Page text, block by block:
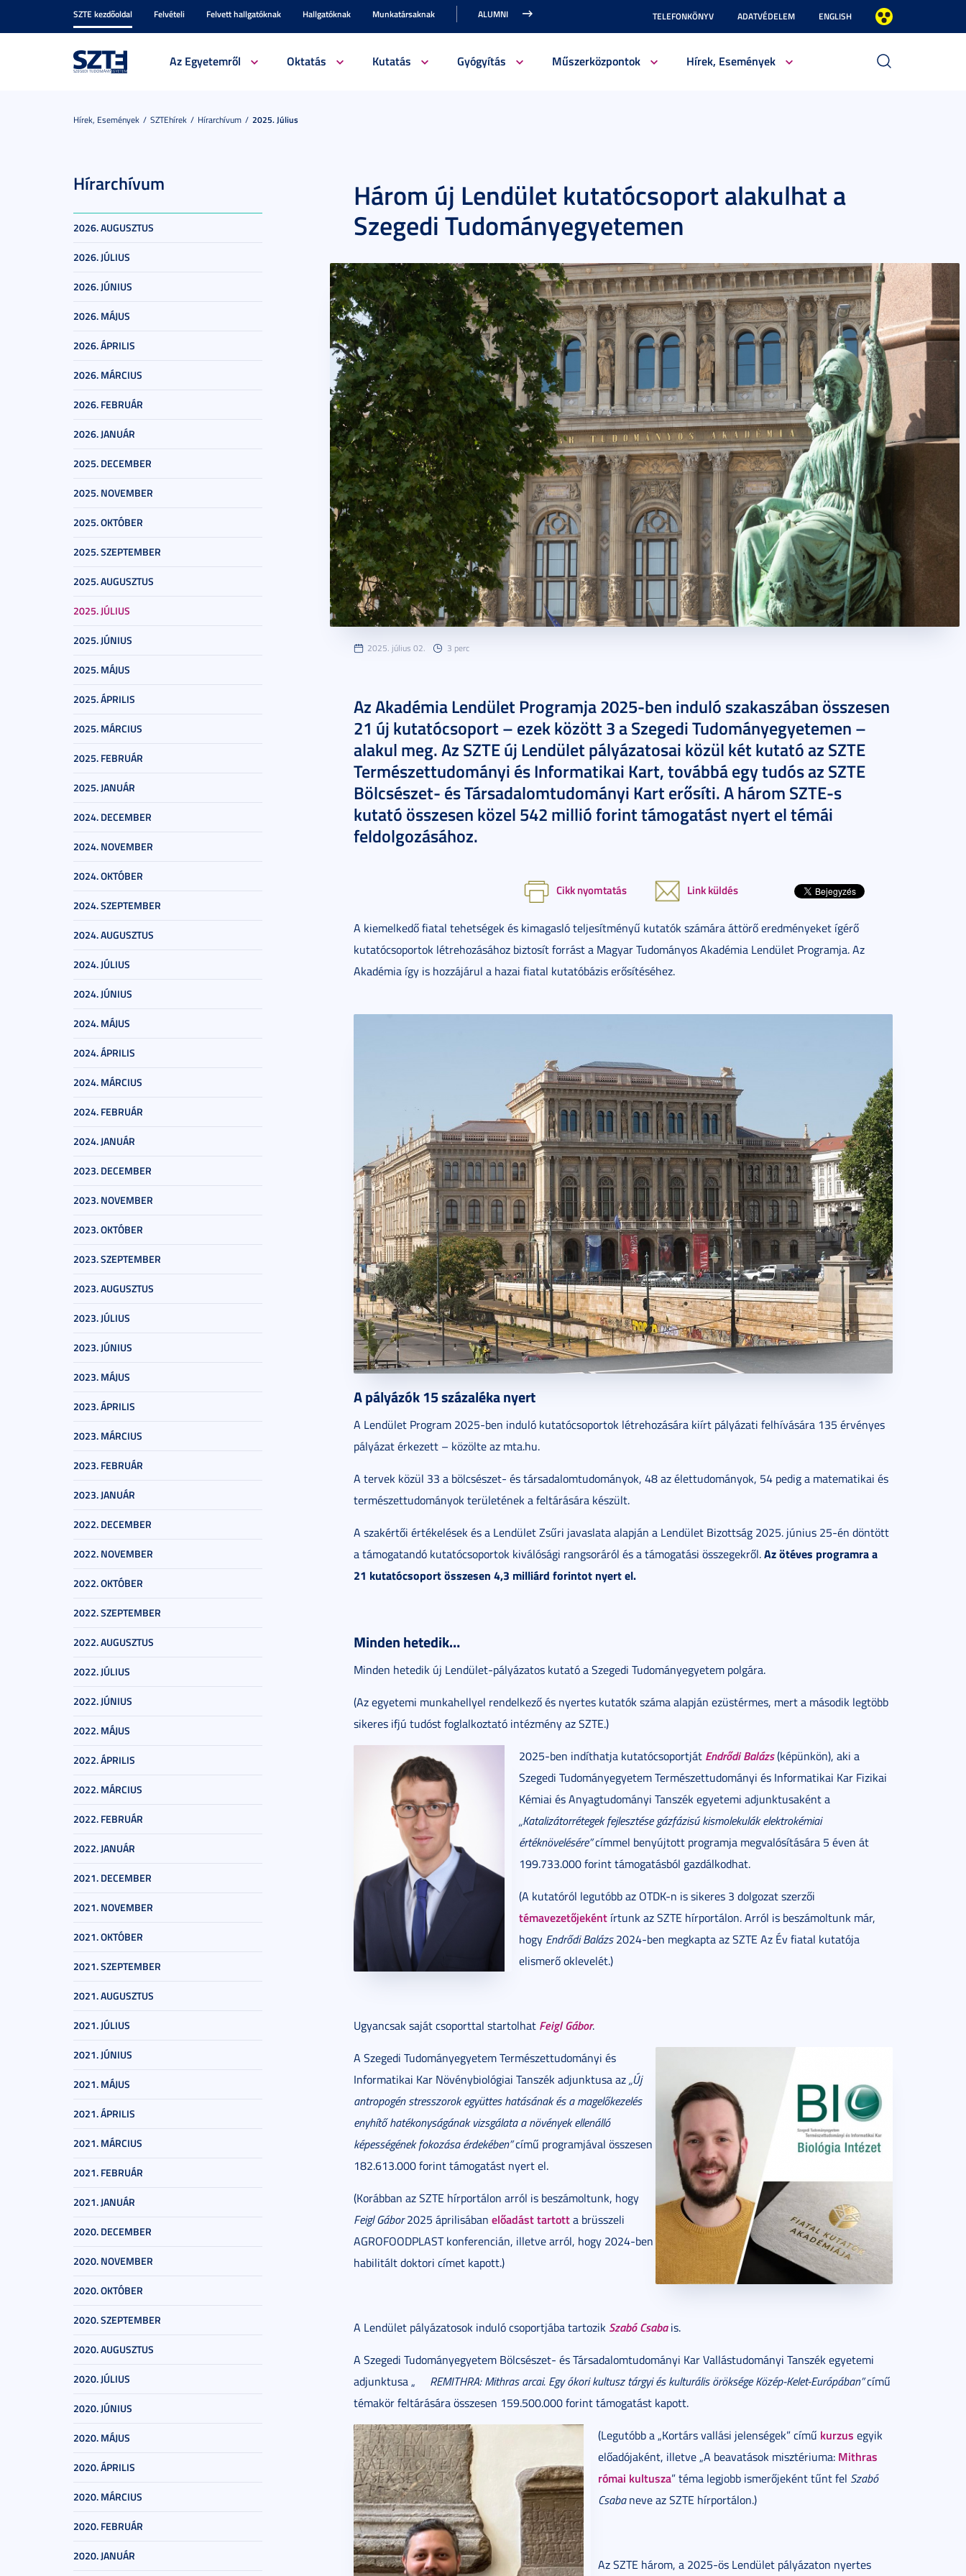
SZTE kezdőoldal Felvételi Felvett hallgatóknak Hallgatóknak Munkatársaknak ALUMNI TELEFONKÖNYV ADATVÉDELEM ENGLISH
Az Egyetemről Oktatás Kutatás Gyógyítás Műszerközpontok Hírek, Események
Hírek, Események SZTEhírek Hírarchívum 2025. Július
Hírarchívum
2026. AUGUSZTUS
2026. JÚLIUS
2026. JÚNIUS
2026. MÁJUS
2026. ÁPRILIS
2026. MÁRCIUS
2026. FEBRUÁR
2026. JANUÁR
2025. DECEMBER
2025. NOVEMBER
2025. OKTÓBER
2025. SZEPTEMBER
2025. AUGUSZTUS
2025. JÚLIUS
2025. JÚNIUS
2025. MÁJUS
2025. ÁPRILIS
2025. MÁRCIUS
2025. FEBRUÁR
2025. JANUÁR
2024. DECEMBER
2024. NOVEMBER
2024. OKTÓBER
2024. SZEPTEMBER
2024. AUGUSZTUS
2024. JÚLIUS
2024. JÚNIUS
2024. MÁJUS
2024. ÁPRILIS
2024. MÁRCIUS
2024. FEBRUÁR
2024. JANUÁR
2023. DECEMBER
2023. NOVEMBER
2023. OKTÓBER
2023. SZEPTEMBER
2023. AUGUSZTUS
2023. JÚLIUS
2023. JÚNIUS
2023. MÁJUS
2023. ÁPRILIS
2023. MÁRCIUS
2023. FEBRUÁR
2023. JANUÁR
2022. DECEMBER
2022. NOVEMBER
2022. OKTÓBER
2022. SZEPTEMBER
2022. AUGUSZTUS
2022. JÚLIUS
2022. JÚNIUS
2022. MÁJUS
2022. ÁPRILIS
2022. MÁRCIUS
2022. FEBRUÁR
2022. JANUÁR
2021. DECEMBER
2021. NOVEMBER
2021. OKTÓBER
2021. SZEPTEMBER
2021. AUGUSZTUS
2021. JÚLIUS
2021. JÚNIUS
2021. MÁJUS
2021. ÁPRILIS
2021. MÁRCIUS
2021. FEBRUÁR
2021. JANUÁR
2020. DECEMBER
2020. NOVEMBER
2020. OKTÓBER
2020. SZEPTEMBER
2020. AUGUSZTUS
2020. JÚLIUS
2020. JÚNIUS
2020. MÁJUS
2020. ÁPRILIS
2020. MÁRCIUS
2020. FEBRUÁR
2020. JANUÁR
Három új Lendület kutatócsoport alakulhat a
Szegedi Tudományegyetemen
2025. július 02. 3 perc
Az Akadémia Lendület Programja 2025-ben induló szakaszában összesen
21 új kutatócsoport – ezek között 3 a Szegedi Tudományegyetemen –
alakul meg. Az SZTE új Lendület pályázatosai közül két kutató az SZTE
Természettudományi és Informatikai Kart, továbbá egy tudós az SZTE
Bölcsészet- és Társadalomtudományi Kart erősíti. A három SZTE-s
kutató összesen közel 542 millió forint támogatást nyert el témái
feldolgozásához.
Cikk nyomtatás Link küldés
A kiemelkedő fiatal tehetségek és kimagasló teljesítményű kutatók számára áttörő eredményeket ígérő
kutatócsoportok létrehozásához biztosít forrást a Magyar Tudományos Akadémia Lendület Programja. Az
Akadémia így is hozzájárul a hazai fiatal kutatóbázis erősítéséhez.
A pályázók 15 százaléka nyert
A Lendület Program 2025-ben induló kutatócsoportok létrehozására kiírt pályázati felhívására 135 érvényes
pályázat érkezett – közölte az mta.hu.
A tervek közül 33 a bölcsészet- és társadalomtudományok, 48 az élettudományok, 54 pedig a matematikai és
természettudományok területének a feltárására készült.
A szakértői értékelések és a Lendület Zsűri javaslata alapján a Lendület Bizottság 2025. június 25-én döntött
a támogatandó kutatócsoportok kiválósági rangsoráról és a támogatási összegekről.Az ötéves programra a
21 kutatócsoport összesen 4,3 milliárd forintot nyert el.
Minden hetedik…
Minden hetedik új Lendület-pályázatos kutató a Szegedi Tudományegyetem polgára.
(Az egyetemi munkahellyel rendelkező és nyertes kutatók száma alapján ezüstérmes, mert a második legtöbb
sikeres ifjú tudóst foglalkoztató intézmény az SZTE.)
2025-ben indíthatja kutatócsoportját Endrődi Balázs(képünkön), aki a
Szegedi Tudományegyetem Természettudományi és Informatikai Kar Fizikai
Kémiai és Anyagtudományi Tanszék egyetemi adjunktusaként a
„Katalizátorrétegek fejlesztése gázfázisú kismolekulák elektrokémiai
értéknövelésére”címmel benyújtott programja megvalósítására 5 éven át
199.733.000 forint támogatásból gazdálkodhat.
(A kutatóról legutóbb az OTDK-n is sikeres 3 dolgozat szerzői
témavezetőjekéntírtunk az SZTE hírportálon. Arról is beszámoltunk már,
hogy Endrődi Balázs2024-ben megkapta az SZTE Az Év fiatal kutatója
elismerő oklevelét.)
Ugyancsak saját csoporttal startolhat Feigl Gábor.
A Szegedi Tudományegyetem Természettudományi és
Informatikai Kar Növénybiológiai Tanszék adjunktusa az„Új
antropogén stresszorok együttes hatásának és a magelőkezelés
enyhítő hatékonyságának vizsgálata a növények ellenálló
képességének fokozása érdekében”című programjával összesen
182.613.000 forint támogatást nyert el.
(Korábban az SZTE hírportálon arról is beszámoltunk, hogy
Feigl Gábor2025 áprilisában előadást tartotta brüsszeli
AGROFOODPLAST konferencián, illetve arról, hogy 2024-ben
habilitált doktori címet kapott.)
A Lendület pályázatosok induló csoportjába tartozik Szabó Csabais.
A Szegedi Tudományegyetem Bölcsészet- és Társadalomtudományi Kar Vallástudományi Tanszék egyetemi
adjunktusa „
REMITHRA: Mithras arcai. Egy ókori kultusz tárgyi és kulturális öröksége Közép-Kelet-Európában”című
témakör feltárására összesen 159.500.000 forint támogatást kapott.
(Legutóbb a „Kortárs vallási jelenségek” című kurzus egyik
előadójaként, illetve „A beavatások misztériuma: Mithras
római kultusza” téma legjobb ismerőjeként tűnt fel Szabó
Csabaneve az SZTE hírportálon.)
Az SZTE három, a 2025-ös Lendület pályázaton nyertes